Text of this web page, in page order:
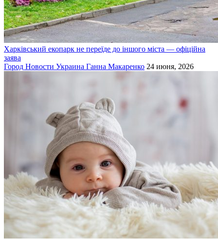
Харківський екопарк не переїде до іншого міста — офіційна
заява
Город Новости Украина Ганна Макаренко 24 июня, 2026